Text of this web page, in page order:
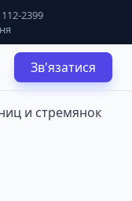
2399
Зв'язатися
и стремянок